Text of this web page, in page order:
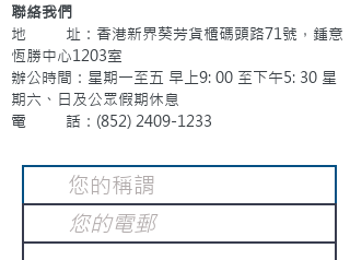
聯絡我們
地 址：香港新界葵芳貨櫃碼頭路71號，鍾意
恆勝中心1203室
辦公時間：星期一至五 早上9: 00 至下午5: 30 星
期六、日及公眾假期休息
電 話：(852) 2409-1233